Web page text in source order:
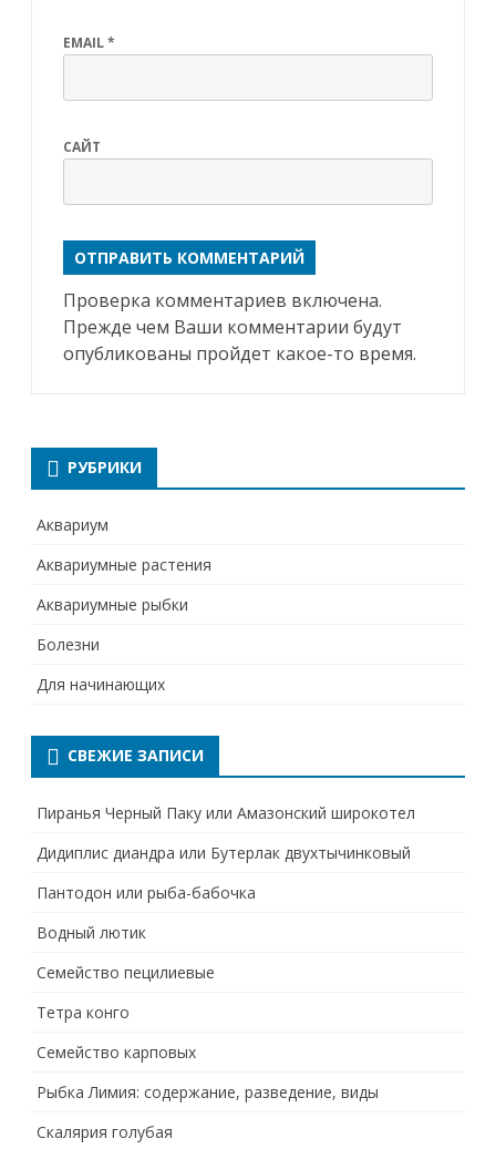
EMAIL*
САЙТ
Проверка комментариев включена.
Прежде чем Ваши комментарии будут
опубликованы пройдет какое-то время.
РУБРИКИ
Аквариум
Аквариумные растения
Аквариумные рыбки
Болезни
Для начинающих
СВЕЖИЕ ЗАПИСИ
Пиранья Черный Паку или Амазонский широкотел
Дидиплис диандра или Бутерлак двухтычинковый
Пантодон или рыба-бабочка
Водный лютик
Семейство пецилиевые
Тетра конго
Семейство карповых
Рыбка Лимия: содержание, разведение, виды
Скалярия голубая